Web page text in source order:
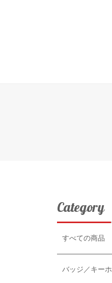
Category
すべての商品
バッジ／キー